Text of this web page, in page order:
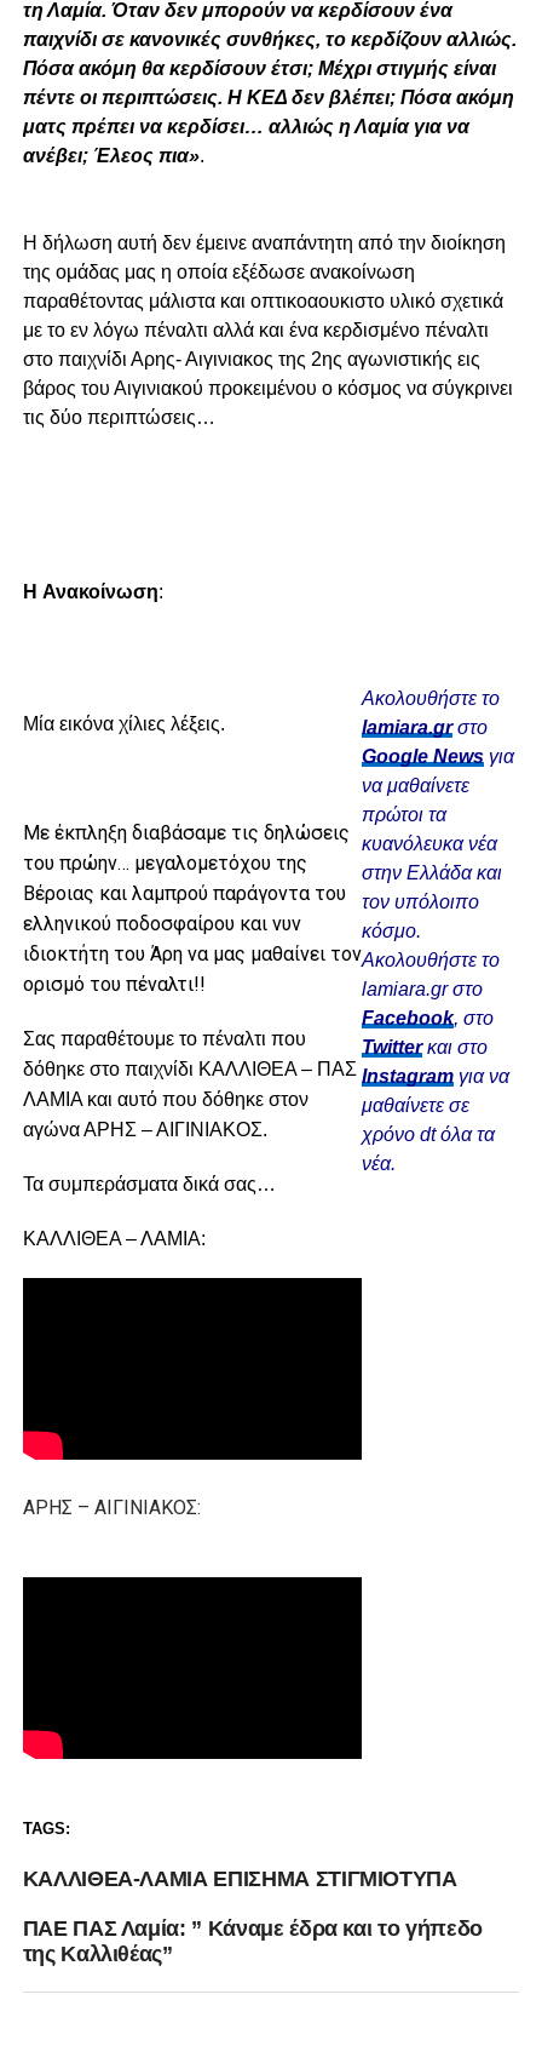
τη Λαμία. Όταν δεν μπορούν να κερδίσουν ένα
παιχνίδι σε κανονικές συνθήκες, το κερδίζουν αλλιώς.
Πόσα ακόμη θα κερδίσουν έτσι; Μέχρι στιγμής είναι
πέντε οι περιπτώσεις. H ΚΕΔ δεν βλέπει; Πόσα ακόμη
ματς πρέπει να κερδίσει… αλλιώς η Λαμία για να
ανέβει; Έλεος πια».
Η δήλωση αυτή δεν έμεινε αναπάντητη από την διοίκηση
της ομάδας μας η οποία εξέδωσε ανακοίνωση
παραθέτοντας μάλιστα και οπτικοαουκιστο υλικό σχετικά
με το εν λόγω πέναλτι αλλά και ένα κερδισμένο πέναλτι
στο παιχνίδι Αρης- Αιγινιακος της 2ης αγωνιστικής εις
βάρος του Αιγινιακού προκειμένου ο κόσμος να σύγκρινει
τις δύο περιπτώσεις…
H Ανακοίνωση:
Μία εικόνα χίλιες λέξεις.
Mε έκπληξη διαβάσαμε τις δηλώσεις
του πρώην… μεγαλομετόχου της
Βέροιας και λαμπρού παράγοντα του
ελληνικού ποδοσφαίρου και νυν
ιδιοκτήτη του Άρη να μας μαθαίνει τον
ορισμό του πέναλτι!!
Σας παραθέτουμε το πέναλτι που
δόθηκε στο παιχνίδι ΚΑΛΛΙΘΕΑ – ΠΑΣ
ΛΑΜΙΑ και αυτό που δόθηκε στον
αγώνα ΑΡΗΣ – ΑΙΓΙΝΙΑΚΟΣ.
Τα συμπεράσματα δικά σας…
ΚΑΛΛΙΘΕΑ – ΛΑΜΙΑ:
ΑΡΗΣ – ΑΙΓΙΝΙΑΚΟΣ:
Ακολουθήστε το
lamiara.grστο
Google Newsγια
να μαθαίνετε
πρώτοι τα
κυανόλευκα νέα
στην Ελλάδα και
τον υπόλοιπο
κόσμο.
Ακολουθήστε το
lamiara.gr στο
Facebook, στο
Twitterκαι στο
Instagram για να
μαθαίνετε σε
χρόνο dt όλα τα
νέα.
TAGS:
ΚΑΛΛΙΘΕΑ-ΛΑΜΙΑ ΕΠΙΣΗΜΑ ΣΤΙΓΜΙΟΤΥΠΑ
ΠΑΕ ΠΑΣ Λαμία: ” Κάναμε έδρα και το γήπεδο
της Καλλιθέας”